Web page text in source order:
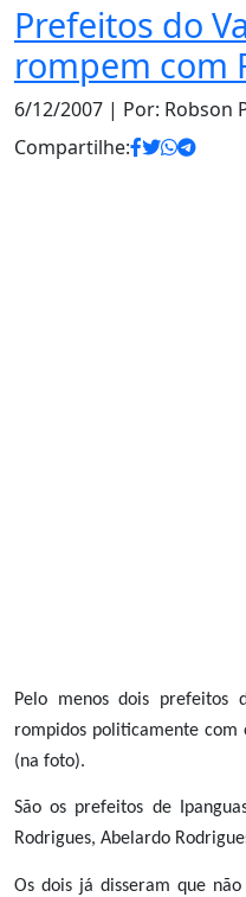
Prefeitos do
rompem com
6/12/2007 | Por: Robson
Compartilhe:
Pelo menos dois prefeitos
rompidos politicamente com
(na foto).
São os prefeitos de
Rodrigues, Abelardo
Os dois já disseram que